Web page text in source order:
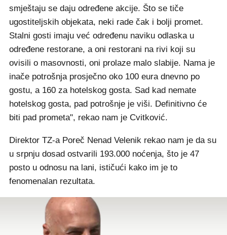
smještaju se daju određene akcije. Što se tiče
ugostiteljskih objekata, neki rade čak i bolji promet.
Stalni gosti imaju već određenu naviku odlaska u
određene restorane, a oni restorani na rivi koji su
ovisili o masovnosti, oni prolaze malo slabije. Nama je
inače potrošnja prosječno oko 100 eura dnevno po
gostu, a 160 za hotelskog gosta. Sad kad nemate
hotelskog gosta, pad potrošnje je viši. Definitivno će
biti pad prometa", rekao nam je Cvitković.
Direktor TZ-a Poreč Nenad Velenik rekao nam je da su
u srpnju dosad ostvarili 193.000 noćenja, što je 47
posto u odnosu na lani, ističući kako im je to
fenomenalan rezultata.